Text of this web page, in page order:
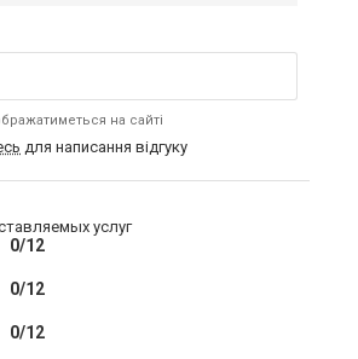
на сайті
для написання відгуку
услуг
0/12
0/12
0/12